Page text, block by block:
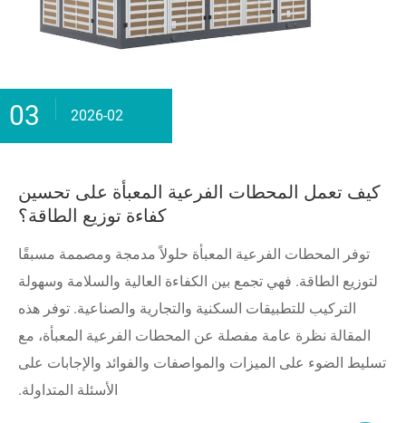
03 2026-02
كيف تعمل المحطات الفرعية المعبأة على تحسين
كفاءة توزيع الطاقة؟
توفر المحطات الفرعية المعبأة حلولاً مدمجة ومصممة مسبقًا
لتوزيع الطاقة. فهي تجمع بين الكفاءة العالية والسلامة وسهولة
التركيب للتطبيقات السكنية والتجارية والصناعية. توفر هذه
المقالة نظرة عامة مفصلة عن المحطات الفرعية المعبأة، مع
تسليط الضوء على الميزات والمواصفات والفوائد والإجابات على
الأسئلة المتداولة.